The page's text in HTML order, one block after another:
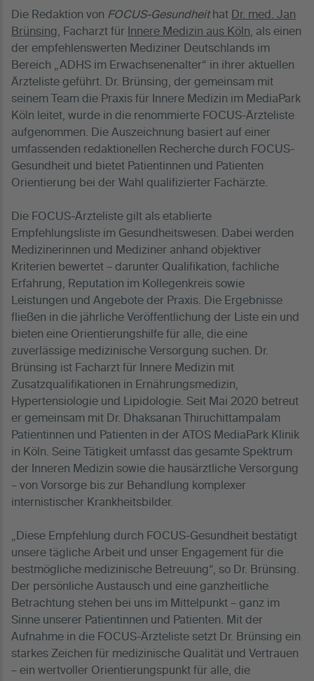
Die Redaktion von FOCUS-Gesundheithat Dr. med. Jan
Brünsing, Facharzt für Innere Medizin aus Köln, als einen
der empfehlenswerten Mediziner Deutschlands im
Bereich „ADHS im Erwachsenenalter“ in ihrer aktuellen
Ärzteliste geführt. Dr. Brünsing, der gemeinsam mit
seinem Team die Praxis für Innere Medizin im MediaPark
Köln leitet, wurde in die renommierte FOCUS-Ärzteliste
aufgenommen. Die Auszeichnung basiert auf einer
umfassenden redaktionellen Recherche durch FOCUS-
Gesundheit und bietet Patientinnen und Patienten
Orientierung bei der Wahl qualifizierter Fachärzte.
Die FOCUS-Ärzteliste gilt als etablierte
Empfehlungsliste im Gesundheitswesen. Dabei werden
Medizinerinnen und Mediziner anhand objektiver
Kriterien bewertet – darunter Qualifikation, fachliche
Erfahrung, Reputation im Kollegenkreis sowie
Leistungen und Angebote der Praxis. Die Ergebnisse
fließen in die jährliche Veröffentlichung der Liste ein und
bieten eine Orientierungshilfe für alle, die eine
zuverlässige medizinische Versorgung suchen. Dr.
Brünsing ist Facharzt für Innere Medizin mit
Zusatzqualifikationen in Ernährungsmedizin,
Hypertensiologie und Lipidologie. Seit Mai 2020 betreut
er gemeinsam mit Dr. Dhaksanan Thiruchittampalam
Patientinnen und Patienten in der ATOS MediaPark Klinik
in Köln. Seine Tätigkeit umfasst das gesamte Spektrum
der Inneren Medizin sowie die hausärztliche Versorgung
– von Vorsorge bis zur Behandlung komplexer
internistischer Krankheitsbilder.
„Diese Empfehlung durch FOCUS-Gesundheit bestätigt
unsere tägliche Arbeit und unser Engagement für die
bestmögliche medizinische Betreuung“, so Dr. Brünsing.
Der persönliche Austausch und eine ganzheitliche
Betrachtung stehen bei uns im Mittelpunkt – ganz im
Sinne unserer Patientinnen und Patienten. Mit der
Aufnahme in die FOCUS-Ärzteliste setzt Dr. Brünsing ein
starkes Zeichen für medizinische Qualität und Vertrauen
– ein wertvoller Orientierungspunkt für alle, die